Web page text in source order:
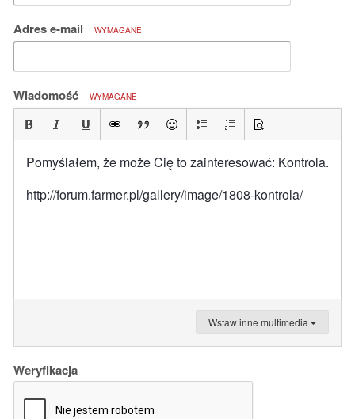
Adres e-mail WYMAGANE
Wiadomość WYMAGANE
Pomyślałem, że może Cię to zainteresować: Kontrola.
http://forum.farmer.pl/gallery/image/1808-kontrola/
Wstaw inne multimedia
Weryfikacja